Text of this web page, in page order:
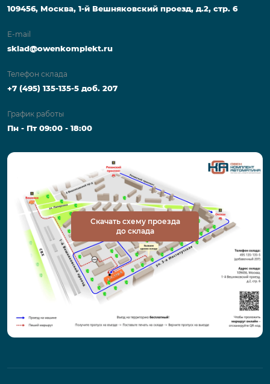
109456, Москва, 1-й Вешняковский проезд, д.2, стр. 6
E-mail
sklad@owenkomplekt.ru
Телефон склада
+7 (495) 135-135-5 доб. 207
График работы
Пн - Пт 09:00 - 18:00
Скачать схему проезда
до склада